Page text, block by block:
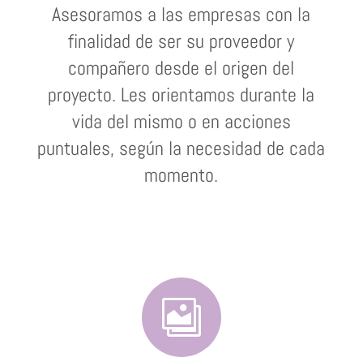
Asesoramos a las empresas con la
finalidad de ser su proveedor y
compañero desde el origen del
proyecto. Les orientamos durante la
vida del mismo o en acciones
puntuales, según la necesidad de cada
momento.
